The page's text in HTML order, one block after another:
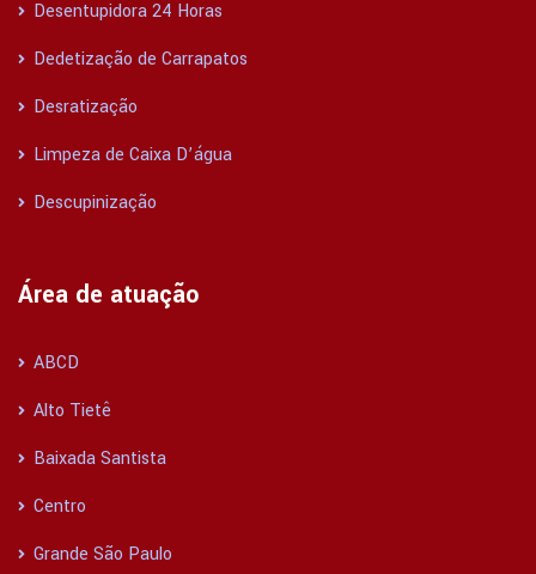
Desentupidora 24 Horas
Dedetização de Carrapatos
Desratização
Limpeza de Caixa D’água
Descupinização
Área de atuação
ABCD
Alto Tietê
Baixada Santista
Centro
Grande São Paulo